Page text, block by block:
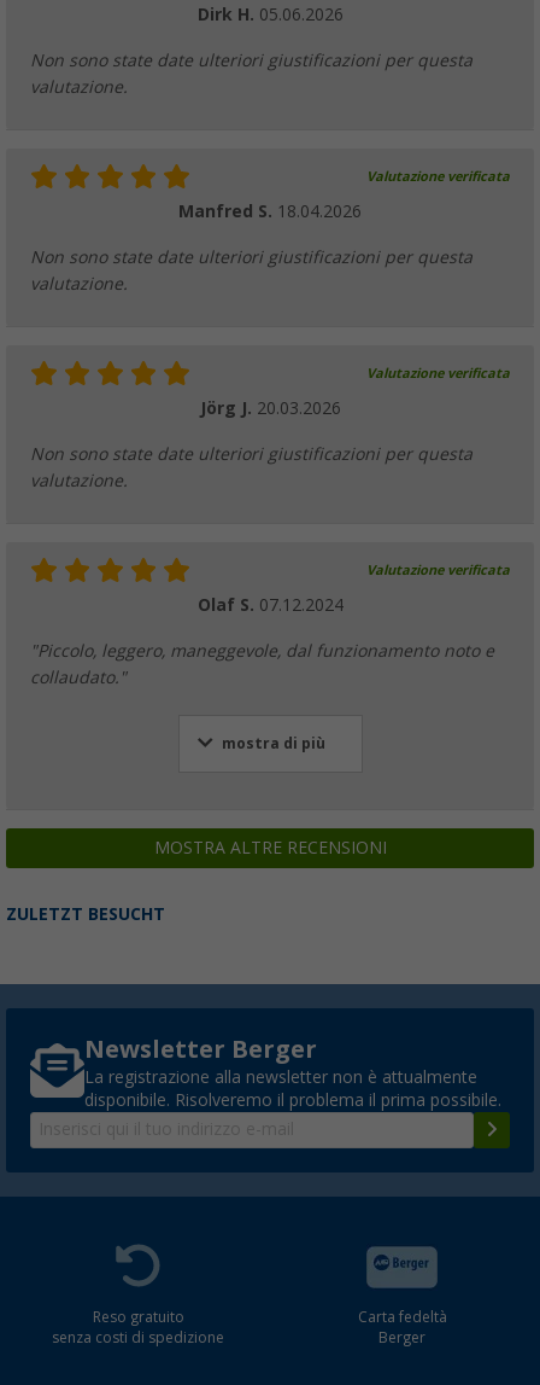
Dirk H. 05.06.2026
Non sono state date ulteriori giustificazioni per questa
valutazione.
Valutazione verificata
Manfred S. 18.04.2026
Non sono state date ulteriori giustificazioni per questa
valutazione.
Valutazione verificata
Jörg J. 20.03.2026
Non sono state date ulteriori giustificazioni per questa
valutazione.
Valutazione verificata
Olaf S. 07.12.2024
"Piccolo, leggero, maneggevole, dal funzionamento noto e
collaudato."
mostra di più
MOSTRA ALTRE RECENSIONI
ZULETZT BESUCHT
Newsletter Berger
La registrazione alla newsletter non è attualmente
disponibile. Risolveremo il problema il prima possibile.
Reso gratuito
senza costi di spedizione
Carta fedeltà
Berger